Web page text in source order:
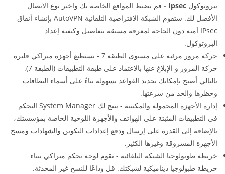
ببروتوكول Ipsec -
قم بضبط المواقع الخاصة بك واختر نوع الاتصال
الأفضل لك. ستقوم الشبكة الافتراضية التلقائية AutoVPN بإنشاء أنفاق
IPsec آمنة دون الحاجة لمعرفة مسبقة بتفاصيل وكيفية إعداد
البروتوكول.
حركة مرور مرئية على مستوى الطبقة 7 - تستطيع أجهزة ميراكي فلترة
حركة المرور و الإبلاغ عنها بالاعتماد على طبقة التطبيقات (الطبقة 7).
بالتالي أصبح بإمكانك تحديد القواعد بسهولة بناءً على أسماء النطاقات
وحظرها والحد من سرعتها.
إدارة الأجهزة المحمولة والمكتبية - يتيح لك System Manager التحكم
في التطبيقات المثبتة على الهواتف والأجهزة اللوحية الخاصة بمؤسستك،
بالإضافة إلى القدرة على إرسال ودفع إعدادات التكوين والشهادات ومسح
الأجهزة المسروقة وغيرها الكثير.
خريطة طوبولوجيا الشبكة التلقائية - تقوم لوحة تحكم ميراكي ببناء
خريطة طبولوجيا ديناميكية لشبكتك. قل وداعًا للنسخ غير المحدثة.